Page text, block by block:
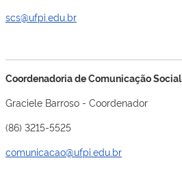
scs@ufpi.edu.br
Coordenadoria de Comunicação Social
Graciele Barroso - Coordenador
(86) 3215-5525
comunicacao@ufpi.edu.br